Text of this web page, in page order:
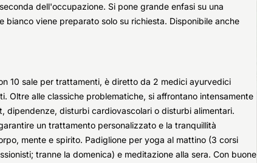
dell'occupazione. Si pone grande enfasi su una
viene preparato solo su richiesta. Disponibile anche
10 sale per trattamenti, è diretto da 2 medici ayurvedici
Oltre alle classiche problematiche, si affrontano intensamente
dipendenze, disturbi cardiovascolari o disturbi alimentari.
un trattamento personalizzato e la tranquillità
mente e spirito. Padiglione per yoga al mattino (3 corsi
tranne la domenica) e meditazione alla sera. Con buone